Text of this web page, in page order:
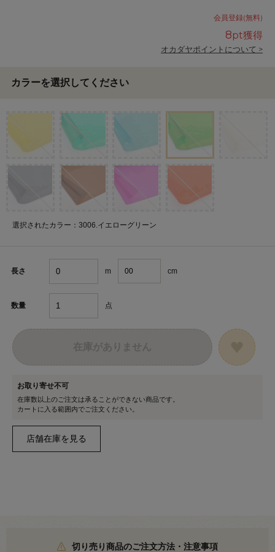
会員登録(無料)
8pt獲得
オカダヤポイントについて >
カラーを選択してください
選択されたカラー：3006.イエローグリーン
長さ m cm
数量 点
お取り寄せ不可
在庫数以上のご注文は承ることができない商品です。
カートに入る範囲内でご注文ください。
切り売り商品のご注文方法・注意事項